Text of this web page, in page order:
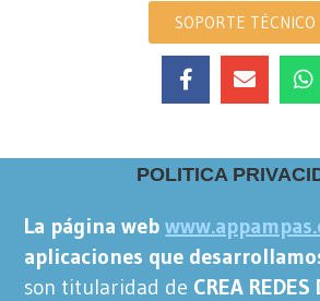
SOPORTE TÉCNICO
POLITICA
La página web
aplicaciones que
son titularidad de CREA REDES